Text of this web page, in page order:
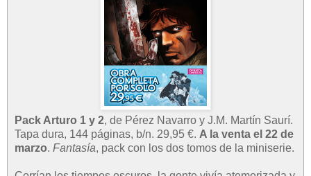
Pack Arturo 1 y 2, de Pérez Navarro y J.M. Martín Saurí.
Tapa dura, 144 páginas, b/n. 29,95 €. A la venta el 22 de
marzo. Fantasía, pack con los dos tomos de la miniserie.